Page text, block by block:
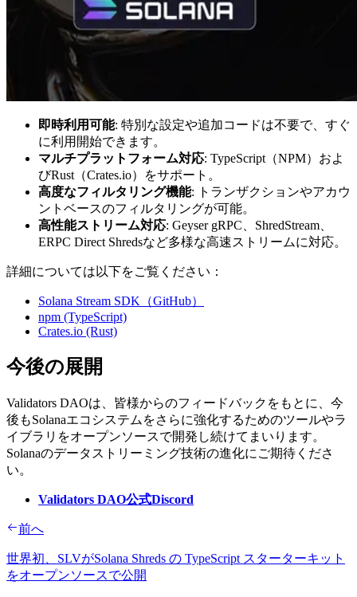
即時利用可能: 特別な設定や追加コードは不要で、すぐ
に利用開始できます。
マルチプラットフォーム対応: TypeScript（NPM）およ
びRust（Crates.io）をサポート。
高度なフィルタリング機能: トランザクションやアカウ
ントベースのフィルタリングが可能。
高性能ストリーム対応: Geyser gRPC、ShredStream、
ERPC Direct Shredsなど多様な高速ストリームに対応。
詳細については以下をご覧ください：
Solana Stream SDK（GitHub）
npm (TypeScript)
Crates.io (Rust)
今後の展開
Validators DAOは、皆様からのフィードバックをもとに、今
後もSolanaエコシステムをさらに強化するためのツールやラ
イブラリをオープンソースで開発し続けてまいります。
Solanaのデータストリーミング技術の進化にご期待くださ
い。
Validators DAO公式Discord
前へ
世界初、SLVがSolana Shreds の TypeScript スターターキット
をオープンソースで公開